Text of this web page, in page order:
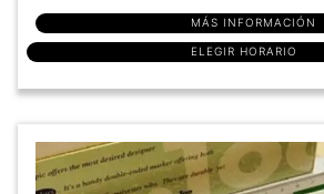
MÁS INFORMACIÓN
ELEGIR HORARIO